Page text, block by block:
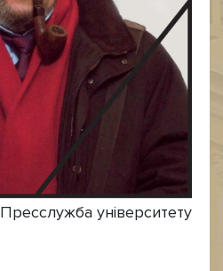
Пресслужба університету